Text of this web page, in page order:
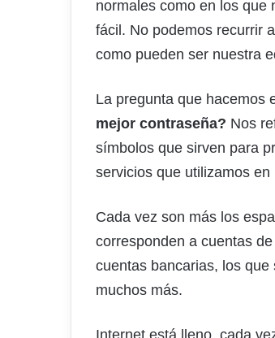
normales como en los que
fácil. No podemos recurrir
como pueden ser nuestra
La pregunta que hacemos
mejor contraseña? Nos
símbolos que sirven para
servicios que utilizamos en
Cada vez son más los
corresponden a cuentas
cuentas bancarias, los
muchos más.